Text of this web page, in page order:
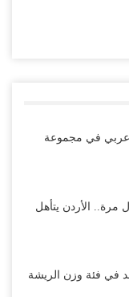
2026: ديربي عربي في مجموعة
مرة.. الأردن يتأهل
في فئة وزن الريشة